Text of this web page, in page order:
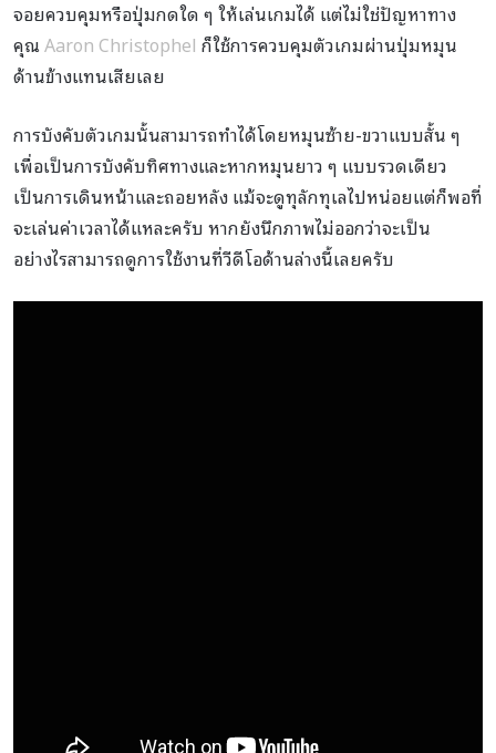
จอยควบคุมหรือปุ่มกดใด ๆ ให้เล่นเกมได้ แต่ไม่ใช่ปัญหาทาง
คุณAaron Christophel ก็ใช้การควบคุมตัวเกมผ่านปุ่มหมุน
ด้านข้างแทนเสียเลย
การบังคับตัวเกมนั้นสามารถทำได้โดยหมุนซ้าย-ขวาแบบสั้น ๆ
เพื่อเป็นการบังคับทิศทางและหากหมุนยาว ๆ แบบรวดเดียว
เป็นการเดินหน้าและถอยหลัง แม้จะดูทุลักทุเลไปหน่อยแต่ก็พอที่
จะเล่นค่าเวลาได้แหละครับ หากยังนึกภาพไม่ออกว่าจะเป็น
อย่างไรสามารถดูการใช้งานที่วีดีโอด้านล่างนี้เลยครับ